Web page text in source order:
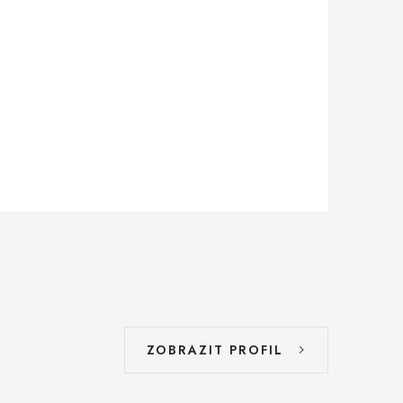
ZOBRAZIT PROFIL